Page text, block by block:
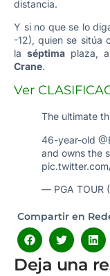
distancia.
Y si no que se lo
-12), quien se sitúa
la séptimaplaza,
Crane.
Ver
The ultimate
46-year-old
and owns the
— PGA TOUR
Compartir en
Deja una